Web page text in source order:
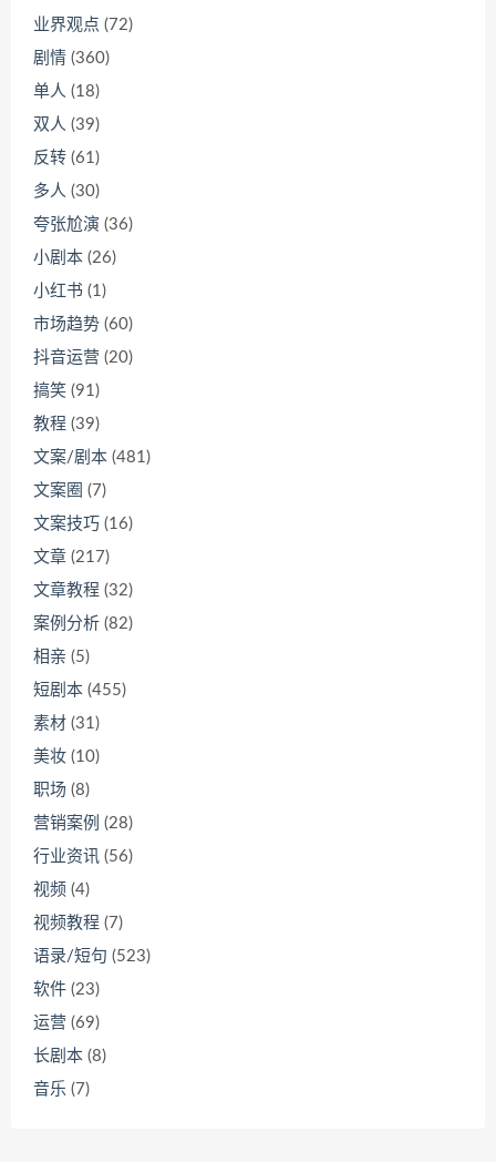
业界观点 (72)
剧情 (360)
单人 (18)
双人 (39)
反转 (61)
多人 (30)
夸张尬演 (36)
小剧本 (26)
小红书 (1)
市场趋势 (60)
抖音运营 (20)
搞笑 (91)
教程 (39)
文案/剧本 (481)
文案圈 (7)
文案技巧 (16)
文章 (217)
文章教程 (32)
案例分析 (82)
相亲 (5)
短剧本 (455)
素材 (31)
美妆 (10)
职场 (8)
营销案例 (28)
行业资讯 (56)
视频 (4)
视频教程 (7)
语录/短句 (523)
软件 (23)
运营 (69)
长剧本 (8)
音乐 (7)